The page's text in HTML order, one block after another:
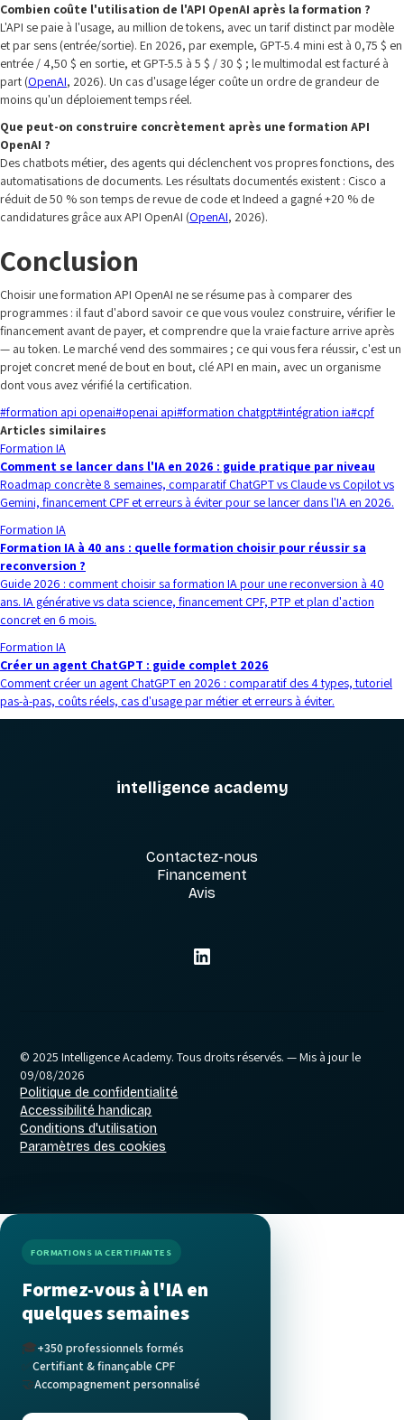
Combien coûte l'utilisation de l'API OpenAI après la formation ?
L'API se paie à l'usage, au million de tokens, avec un tarif distinct par modèle
et par sens (entrée/sortie). En 2026, par exemple, GPT-5.4 mini est à 0,75 $ en
entrée / 4,50 $ en sortie, et GPT-5.5 à 5 $ / 30 $ ; le multimodal est facturé à
part (OpenAI, 2026). Un cas d'usage léger coûte un ordre de grandeur de
moins qu'un déploiement temps réel.
Que peut-on construire concrètement après une formation API
OpenAI ?
Des chatbots métier, des agents qui déclenchent vos propres fonctions, des
automatisations de documents. Les résultats documentés existent : Cisco a
réduit de 50 % son temps de revue de code et Indeed a gagné +20 % de
candidatures grâce aux API OpenAI (OpenAI, 2026).
Conclusion
Choisir une formation API OpenAI ne se résume pas à comparer des
programmes : il faut d'abord savoir ce que vous voulez construire, vérifier le
financement avant de payer, et comprendre que la vraie facture arrive après
— au token. Le marché vend des sommaires ; ce qui vous fera réussir, c'est un
projet concret mené de bout en bout, clé API en main, avec un organisme
dont vous avez vérifié la certification.
#formation api openai#openai api#formation chatgpt#intégration ia#cpf
Articles similaires
Formation IA
Comment se lancer dans l'IA en 2026 : guide pratique par niveau
Roadmap concrète 8 semaines, comparatif ChatGPT vs Claude vs Copilot vs
Gemini, financement CPF et erreurs à éviter pour se lancer dans l'IA en 2026.
Formation IA
Formation IA à 40 ans : quelle formation choisir pour réussir sa
reconversion ?
Guide 2026 : comment choisir sa formation IA pour une reconversion à 40
ans. IA générative vs data science, financement CPF, PTP et plan d'action
concret en 6 mois.
Formation IA
Créer un agent ChatGPT : guide complet 2026
Comment créer un agent ChatGPT en 2026 : comparatif des 4 types, tutoriel
pas-à-pas, coûts réels, cas d'usage par métier et erreurs à éviter.
intelligence academy
Contactez-nous
Financement
Avis
© 2025 Intelligence Academy. Tous droits réservés. — Mis à jour le
09/08/2026
Politique de confidentialité
Accessibilité handicap
Conditions d'utilisation
Paramètres des cookies
FORMATIONS IA CERTIFIANTES
Formez-vous à l'IA en
quelques semaines
🎓+350 professionnels formés
Certifiant & finançable CPF
🤝Accompagnement personnalisé